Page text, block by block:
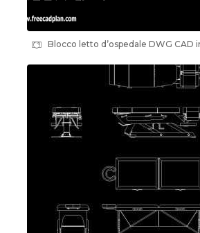
Blocco letto d’ospedale DWG CAD